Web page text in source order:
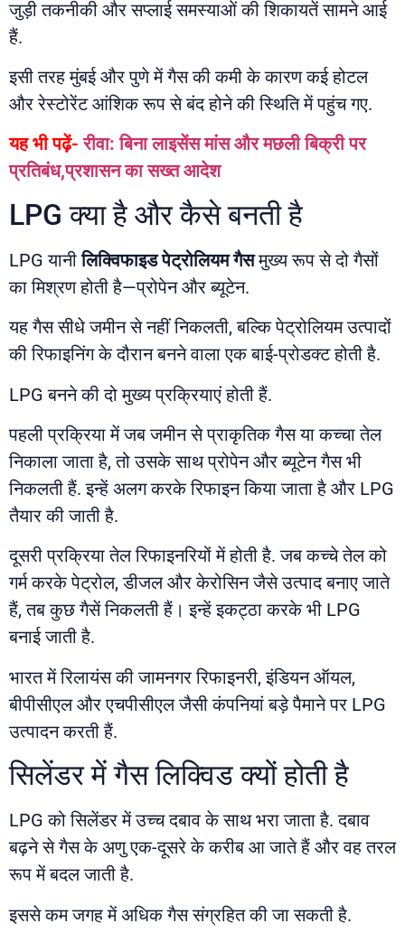
जुड़ी तकनीकी और सप्लाई समस्याओं की शिकायतें सामने आई
हैं.
इसी तरह मुंबई और पुणे में गैस की कमी के कारण कई होटल
और रेस्टोरेंट आंशिक रूप से बंद होने की स्थिति में पहुंच गए.
यह भी पढ़ें-रीवा: बिना लाइसेंस मांस और मछली बिक्री पर
प्रतिबंध,प्रशासन का सख्त आदेश
LPG क्या है और कैसे बनती है
LPG यानीलिक्विफाइड पेट्रोलियम गैसमुख्य रूप से दो गैसों
का मिश्रण होती है—प्रोपेन और ब्यूटेन.
यह गैस सीधे जमीन से नहीं निकलती, बल्कि पेट्रोलियम उत्पादों
की रिफाइनिंग के दौरान बनने वाला एक बाई-प्रोडक्ट होती है.
LPG बनने की दो मुख्य प्रक्रियाएं होती हैं.
पहली प्रक्रिया में जब जमीन से प्राकृतिक गैस या कच्चा तेल
निकाला जाता है, तो उसके साथ प्रोपेन और ब्यूटेन गैस भी
निकलती हैं. इन्हें अलग करके रिफाइन किया जाता है और LPG
तैयार की जाती है.
दूसरी प्रक्रिया तेल रिफाइनरियों में होती है. जब कच्चे तेल को
गर्म करके पेट्रोल, डीजल और केरोसिन जैसे उत्पाद बनाए जाते
हैं, तब कुछ गैसें निकलती हैं। इन्हें इकट्ठा करके भी LPG
बनाई जाती है.
भारत में रिलायंस की जामनगर रिफाइनरी, इंडियन ऑयल,
बीपीसीएल और एचपीसीएल जैसी कंपनियां बड़े पैमाने पर LPG
उत्पादन करती हैं.
सिलेंडर में गैस लिक्विड क्यों होती है
LPG को सिलेंडर में उच्च दबाव के साथ भरा जाता है. दबाव
बढ़ने से गैस के अणु एक-दूसरे के करीब आ जाते हैं और वह तरल
रूप में बदल जाती है.
इससे कम जगह में अधिक गैस संग्रहित की जा सकती है.